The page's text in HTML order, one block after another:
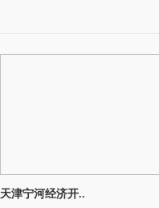
天津宁河经济开..